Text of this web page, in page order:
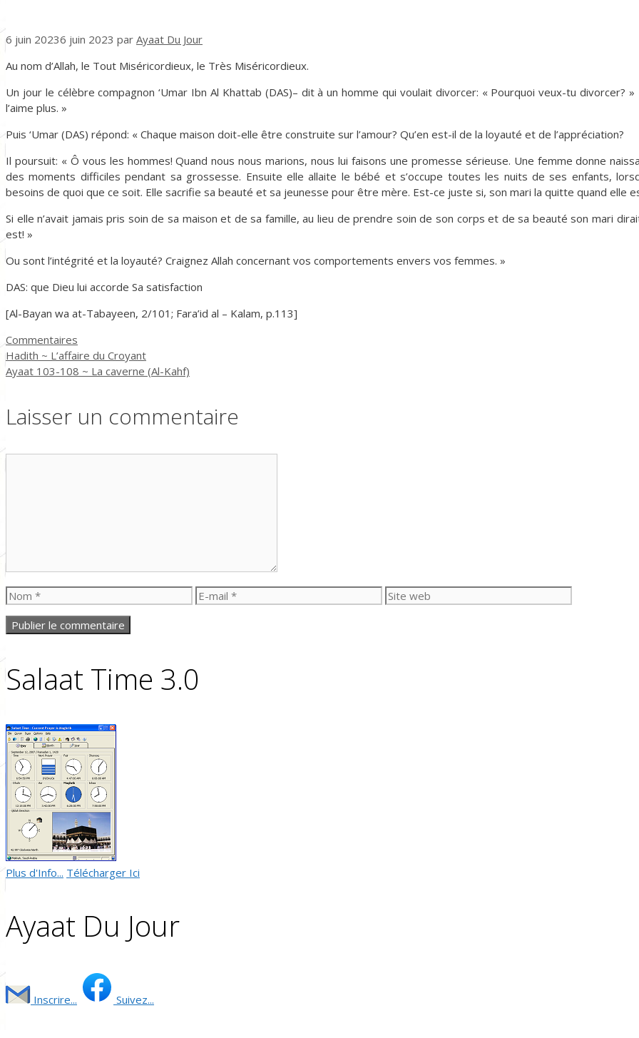
6 juin 20236 juin 2023 par Ayaat Du Jour
Au nom d’Allah, le Tout Miséricordieux, le Très Miséricordieux.
Un jour le célèbre compagnon ‘Umar Ibn Al Khattab (DAS)– dit à un homme qui voulait divorcer: « Pourquoi veux-tu divorcer?
l’aime plus. »
Puis ‘Umar (DAS) répond: « Chaque maison doit-elle être construite sur l’amour? Qu’en est-il de la loyauté et de l’appréciation?
Il poursuit: « Ô vous les hommes! Quand nous nous marions, nous lui faisons une promesse sérieuse. Une femme donne
des moments difficiles pendant sa grossesse. Ensuite elle allaite le bébé et s’occupe toutes les nuits de ses enfants,
besoins de quoi que ce soit. Elle sacrifie sa beauté et sa jeunesse pour être mère. Est-ce juste si, son mari la quitte quand elle
Si elle n’avait jamais pris soin de sa maison et de sa famille, au lieu de prendre soin de son corps et de sa beauté son mari
est! »
Ou sont l’intégrité et la loyauté? Craignez Allah concernant vos comportements envers vos femmes. »
DAS: que Dieu lui accorde Sa satisfaction
[Al-Bayan wa at-Tabayeen, 2/101; Fara’id al – Kalam, p.113]
Catégories
Commentaires
Hadith ~ L’affaire du Croyant
Ayaat 103-108 ~ La caverne (Al-Kahf)
Laisser un commentaire
Nom
E-
mail
Site
web
Salaat Time 3.0
Plus d'Info... Télécharger Ici
Ayaat Du Jour
Inscrire... Suivez...